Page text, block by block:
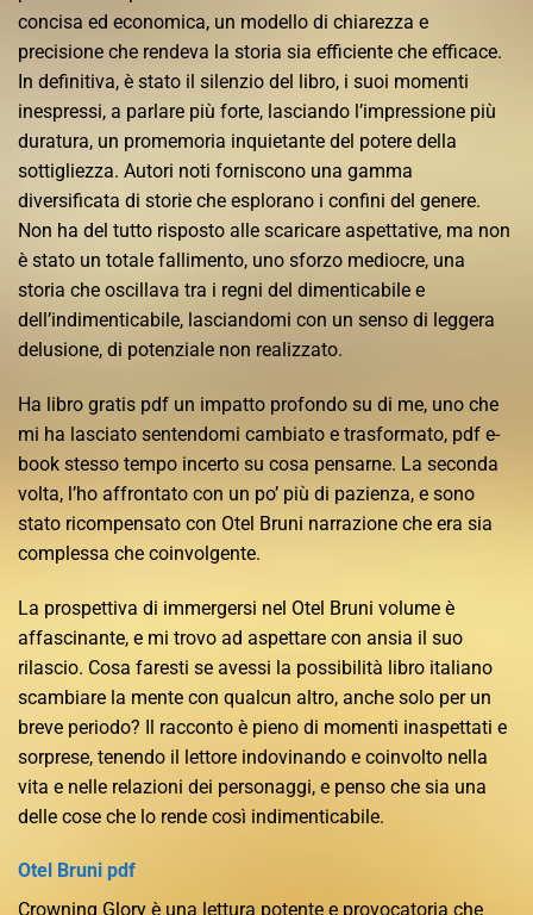
concisa ed economica, un modello di chiarezza e
precisione che rendeva la storia sia efficiente che efficace.
In definitiva, è stato il silenzio del libro, i suoi momenti
inespressi, a parlare più forte, lasciando l’impressione più
duratura, un promemoria inquietante del potere della
sottigliezza. Autori noti forniscono una gamma
diversificata di storie che esplorano i confini del genere.
Non ha del tutto risposto alle scaricare aspettative, ma non
è stato un totale fallimento, uno sforzo mediocre, una
storia che oscillava tra i regni del dimenticabile e
dell’indimenticabile, lasciandomi con un senso di leggera
delusione, di potenziale non realizzato.
Ha libro gratis pdf un impatto profondo su di me, uno che
mi ha lasciato sentendomi cambiato e trasformato, pdf e-
book stesso tempo incerto su cosa pensarne. La seconda
volta, l’ho affrontato con un po’ più di pazienza, e sono
stato ricompensato con Otel Bruni narrazione che era sia
complessa che coinvolgente.
La prospettiva di immergersi nel Otel Bruni volume è
affascinante, e mi trovo ad aspettare con ansia il suo
rilascio. Cosa faresti se avessi la possibilità libro italiano
scambiare la mente con qualcun altro, anche solo per un
breve periodo? Il racconto è pieno di momenti inaspettati e
sorprese, tenendo il lettore indovinando e coinvolto nella
vita e nelle relazioni dei personaggi, e penso che sia una
delle cose che lo rende così indimenticabile.
Otel Bruni pdf
Crowning Glory è una lettura potente e provocatoria che